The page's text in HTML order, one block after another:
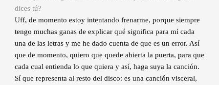
dices tú?
Uff, de momento estoy intentando frenarme, porque siempre
tengo muchas ganas de explicar qué significa para mí cada
una de las letras y me he dado cuenta de que es un error. Así
que de momento, quiero que quede abierta la puerta, para que
cada cual entienda lo que quiera y así, haga suya la canción.
Sí que representa al resto del disco: es una canción visceral,